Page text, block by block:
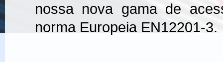
nossa nova gama de
norma Europeia EN12201-3.